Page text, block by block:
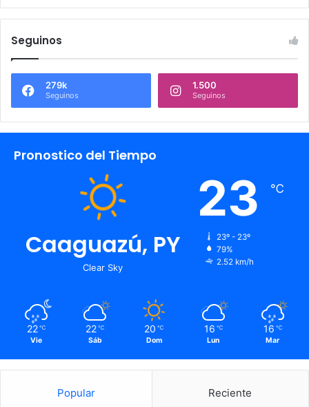
Seguinos
279k
Seguinos
1.500
Seguinos
Pronostico del Tiempo
Caaguazú, PY
Clear Sky
23 ℃
23º - 23º
79%
2.52 km/h
22 ℃
Vie
22 ℃
Sáb
20 ℃
Dom
16 ℃
Lun
16 ℃
Mar
Popular Reciente